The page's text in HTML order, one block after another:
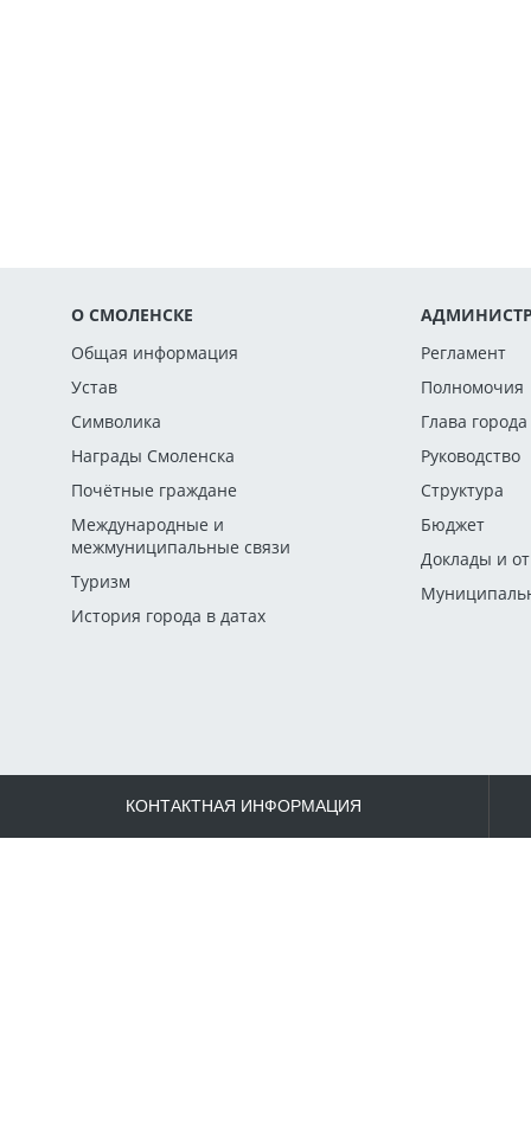
О СМОЛЕНСКЕ
Общая информация
Устав
Символика
Награды Смоленска
Почётные граждане
Международные и
межмуниципальные связи
Туризм
История города в датах
Регламент
Полномочия
Глава города
Руководство
Структура
Бюджет
Доклады и
КОНТАКТНАЯ ИНФОРМАЦИЯ